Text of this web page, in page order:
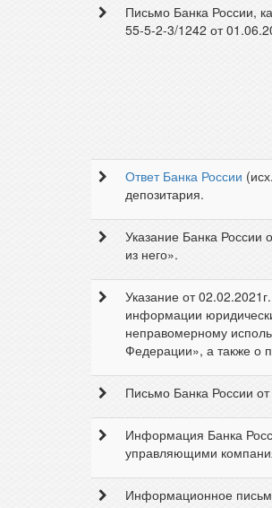
Письмо Банка России,
55-5-2-3/1242 от
Ответ Банка России
депозитария.
Указание Банка России
из него».
Указание от
информации
неправомерному
Федерации», а также о
Письмо Банка России
Информация Банка
управляющими
Информационное